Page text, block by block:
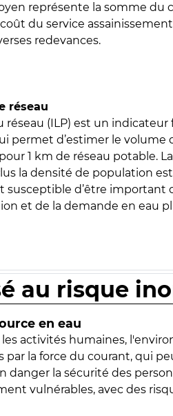
représente la somme du
du service
redevances.
réseau
réseau (ILP) est un indicateur
permet d’estimer le volume
1 km de réseau potable.
la densité de population est
susceptible d’être important
et de la demande en eau
au risque
en eau
activités humaines,
la force du courant, qui
danger la sécurité des
vulnérables, avec des